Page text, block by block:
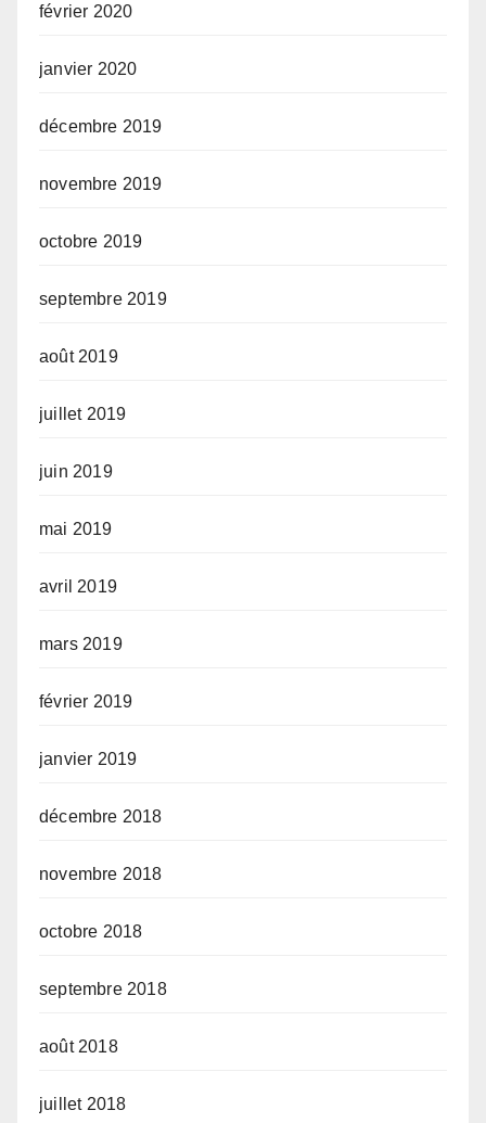
février 2020
janvier 2020
décembre 2019
novembre 2019
octobre 2019
septembre 2019
août 2019
juillet 2019
juin 2019
mai 2019
avril 2019
mars 2019
février 2019
janvier 2019
décembre 2018
novembre 2018
octobre 2018
septembre 2018
août 2018
juillet 2018